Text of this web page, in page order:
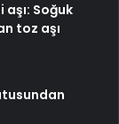
Soğuk
toz aşı